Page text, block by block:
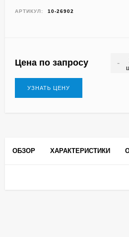
АРТИКУЛ: 10-26902
Цена по запросу -
УЗНАТЬ ЦЕНУ
ОБЗОР ХАРАКТЕРИСТИКИ